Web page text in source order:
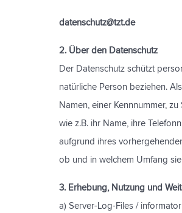
datenschutz@tzt.de
2. Über den Datenschutz
Der Datenschutz schützt
natürliche Person beziehen.
Namen, einer Kennnummer,
wie z.B. ihr Name, ihre
aufgrund ihres
ob und in welchem Umfang
3. Erhebung, Nutzung und
a) Server-Log-Files /